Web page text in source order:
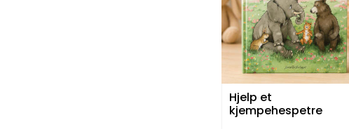
Hjelp et
kjempehespetre